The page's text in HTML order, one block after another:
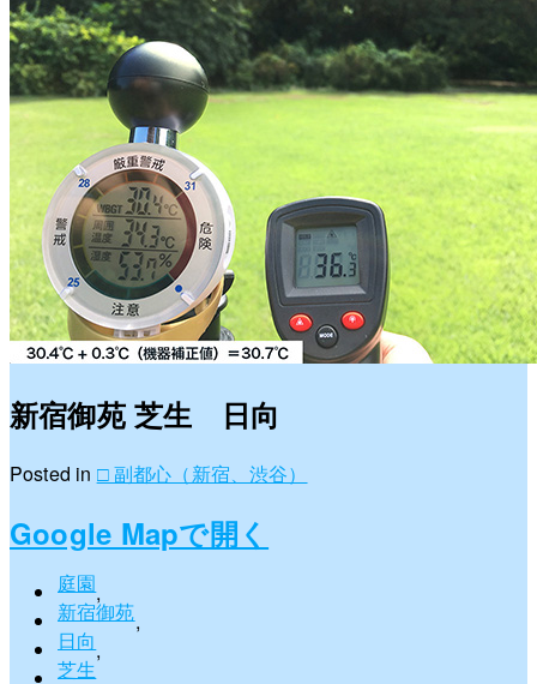
新宿御苑 芝生 日向
Posted in □ 副都心（新宿、渋谷）
Google Mapで開く
庭園,
新宿御苑,
日向,
芝生